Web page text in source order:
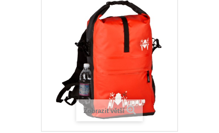
Zobrazit větší